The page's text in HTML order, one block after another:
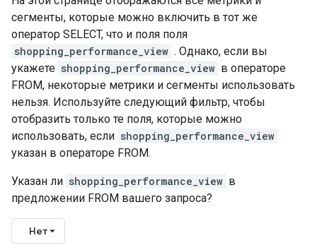
сегменты, которые можно включить в тот же
оператор SELECT, что и поля поля
shopping_performance_view . Однако, если вы
укажете shopping_performance_view в операторе
FROM, некоторые метрики и сегменты использовать
нельзя. Используйте следующий фильтр, чтобы
отобразить только те поля, которые можно
использовать, если shopping_performance_view
указан в операторе FROM.
Указан ли shopping_performance_view в
предложении FROM вашего запроса?
Нет